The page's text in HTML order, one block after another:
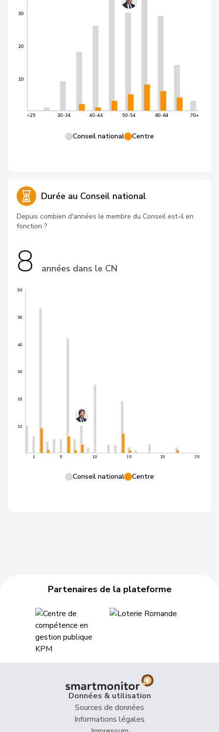
10
20
30
<25 30-34 40-44 50-54 60-64 70+
Conseil national Centre
Durée au Conseil national
Depuis combien d'années le membre du Conseil est-il en
fonction ?
8 années dans le CN
10
20
30
40
50
60
1 5 10 15 20 25
Conseil national Centre
Partenaires de la plateforme
Données & utilisation
Sources de données
Informations légales